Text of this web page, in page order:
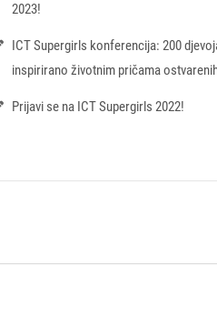
2023!
ICT Supergirls konferencija: 200
inspirirano životnim pričama
Prijavi se na ICT Supergirls 2022!